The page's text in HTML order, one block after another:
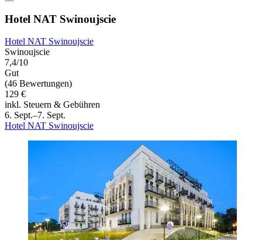
Hotel NAT Swinoujscie
Hotel NAT Swinoujscie
Swinoujscie
7,4/10
Gut
(46 Bewertungen)
129 €
inkl. Steuern & Gebühren
6. Sept.–7. Sept.
Hotel NAT Swinoujscie